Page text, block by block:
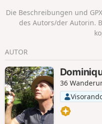
Die Beschreibungen und
des Autors/der Autorin.
AUTOR
36